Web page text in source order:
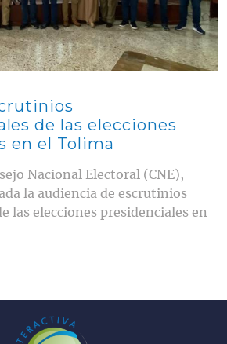
de las elecciones
en el Tolima
Nacional Electoral (CNE),
la audiencia de escrutinios
las elecciones presidenciales en